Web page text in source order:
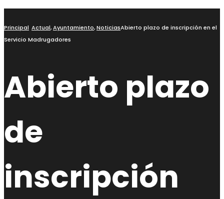
Principal Actual,Ayuntamiento,NoticiasAbierto plazo de inscripción en el
Servicio Madrugadores
Abierto plazo
de
inscripción